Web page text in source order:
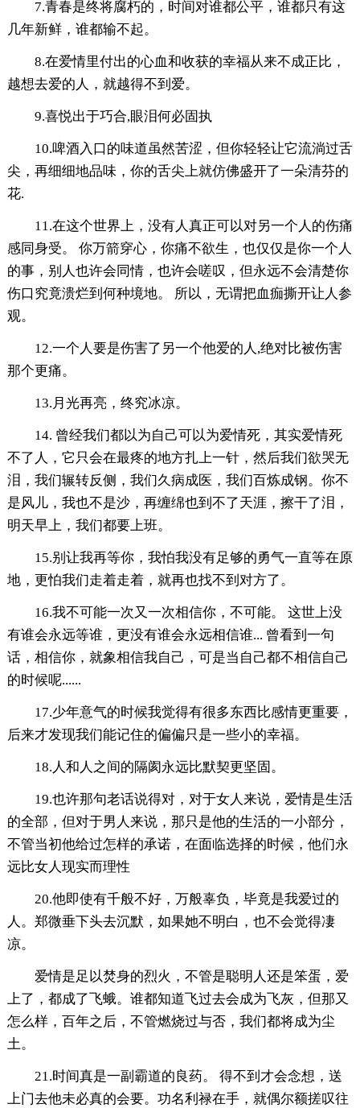
7.青春是终将腐朽的，时间对谁都公平，谁都只有这
几年新鲜，谁都输不起。
8.在爱情里付出的心血和收获的幸福从来不成正比，
越想去爱的人，就越得不到爱。
9.喜悦出于巧合,眼泪何必固执
10.啤酒入口的味道虽然苦涩，但你轻轻让它流淌过舌
尖，再细细地品味，你的舌尖上就仿佛盛开了一朵清芬的
花.
11.在这个世界上，没有人真正可以对另一个人的伤痛
感同身受。 你万箭穿心，你痛不欲生，也仅仅是你一个人
的事，别人也许会同情，也许会嗟叹，但永远不会清楚你
伤口究竟溃烂到何种境地。 所以，无谓把血痂撕开让人参
观。
12.一个人要是伤害了另一个他爱的人,绝对比被伤害
那个更痛。
13.月光再亮，终究冰凉。
14. 曾经我们都以为自己可以为爱情死，其实爱情死
不了人，它只会在最疼的地方扎上一针，然后我们欲哭无
泪，我们辗转反侧，我们久病成医，我们百炼成钢。你不
是风儿，我也不是沙，再缠绵也到不了天涯，擦干了泪，
明天早上，我们都要上班。
15.别让我再等你，我怕我没有足够的勇气一直等在原
地，更怕我们走着走着，就再也找不到对方了。
16.我不可能一次又一次相信你，不可能。 这世上没
有谁会永远等谁，更没有谁会永远相信谁... 曾看到一句
话，相信你，就象相信我自己，可是当自己都不相信自己
的时候呢......
17.少年意气的时候我觉得有很多东西比感情更重要，
后来才发现我们能记住的偏偏只是一些小的幸福。
18.人和人之间的隔阂永远比默契更坚固。
19.也许那句老话说得对，对于女人来说，爱情是生活
的全部，但对于男人来说，那只是他的生活的一小部分，
不管当初他给过怎样的承诺，在面临选择的时候，他们永
远比女人现实而理性
20.他即使有千般不好，万般辜负，毕竟是我爱过的
人。郑微垂下头去沉默，如果她不明白，也不会觉得凄
凉。
爱情是足以焚身的烈火，不管是聪明人还是笨蛋，爱
上了，都成了飞蛾。谁都知道飞过去会成为飞灰，但那又
怎么样，百年之后，不管燃烧过与否，我们都将成为尘
土。
21.时间真是一副霸道的良药。 得不到才会念想，送
上门去他未必真的会要。功名利禄在手，就偶尔额搓叹往